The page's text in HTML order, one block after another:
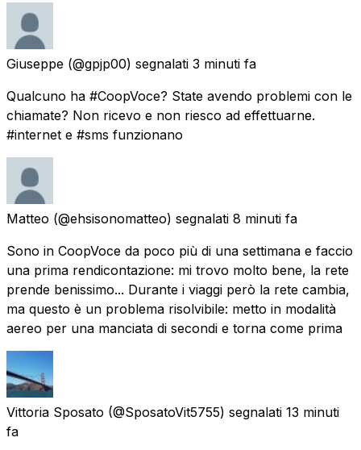
Giuseppe (@gpjp00) segnalati 3 minuti fa
Qualcuno ha #CoopVoce? State avendo problemi con le
chiamate? Non ricevo e non riesco ad effettuarne.
#internet e #sms funzionano
Matteo (@ehsisonomatteo) segnalati 8 minuti fa
Sono in CoopVoce da poco più di una settimana e faccio
una prima rendicontazione: mi trovo molto bene, la rete
prende benissimo... Durante i viaggi però la rete cambia,
ma questo è un problema risolvibile: metto in modalità
aereo per una manciata di secondi e torna come prima
Vittoria Sposato (@SposatoVit5755) segnalati 13 minuti
fa